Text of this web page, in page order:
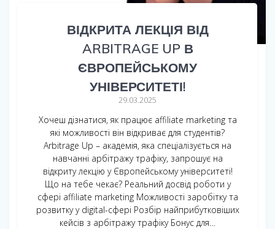
ВІДКРИТА ЛЕКЦІЯ ВІД
ARBITRAGE UP В
ЄВРОПЕЙСЬКОМУ
УНІВЕРСИТЕТІ!
29.03.2025
Хочеш дізнатися, як працює affiliate marketing та
які можливості він відкриває для студентів?
Arbitrage Up – академія, яка спеціалізується на
навчанні арбітражу трафіку, запрошує на
відкриту лекцію у Європейському університеті!
Що на тебе чекає? Реальний досвід роботи у
сфері affiliate marketing Можливості заробітку та
розвитку у digital-сфері Розбір найприбутковіших
кейсів з арбітражу трафіку Бонус для…